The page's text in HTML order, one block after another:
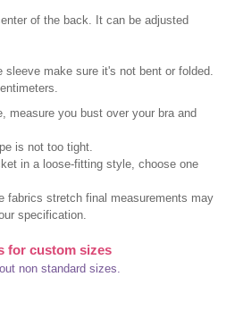
of the back. It can be adjusted
sleeve make sure it's not bent or folded.
measure you bust over your bra and
is not too tight.
in a loose-fitting style, choose one
fabrics stretch final measurements may
specification.
for custom sizes
non standard sizes.